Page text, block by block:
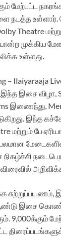
மேற்பட்ட
நடத்த உள்ளார்.
Theatre
முக்கிய
உள்ளது.
– Ilaiyaraaja
இசை விழா,
இணைந்து,
இந்த
மற்றும் பே
சுற்றுப்பயணம்,
இசை
9,000க்கும்